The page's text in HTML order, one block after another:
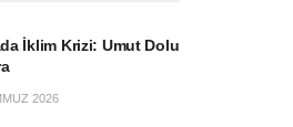
İklim Krizi: Umut Dolu
2026